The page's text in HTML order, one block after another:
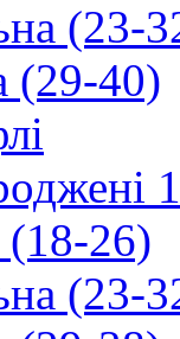
(23-
(29-40)
(18-26)
(23-